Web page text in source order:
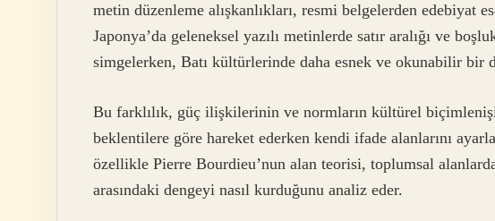
metin düzenleme alışkanlıkları, resmi belgelerden edebiyat
Japonya’da geleneksel yazılı metinlerde satır aralığı ve
simgelerken, Batı kültürlerinde daha esnek ve okunabilir bir
Bu farklılık, güç ilişkilerinin ve normların kültürel
beklentilere göre hareket ederken kendi ifade alanlarını
özellikle Pierre Bourdieu’nun alan teorisi, toplumsal
arasındaki dengeyi nasıl kurduğunu analiz eder.